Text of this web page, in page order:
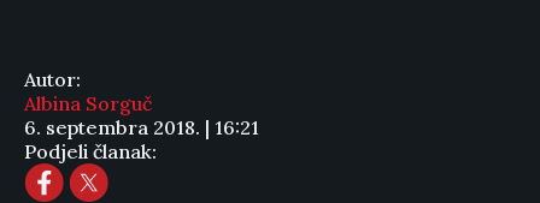
Autor:
Albina Sorguč
6. septembra 2018. | 16:21
Podjeli članak: